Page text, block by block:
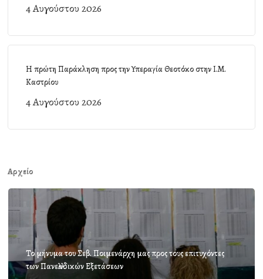
4 Αυγούστου 2026
Η πρώτη Παράκληση προς την Υπεραγία Θεοτόκο στην Ι.Μ.
Καστρίου
4 Αυγούστου 2026
Αρχείο
Το μήνυμα του Σεβ. Ποιμενάρχη μας προς τους επιτυχόντες
των Πανελλαδικών Εξετάσεων